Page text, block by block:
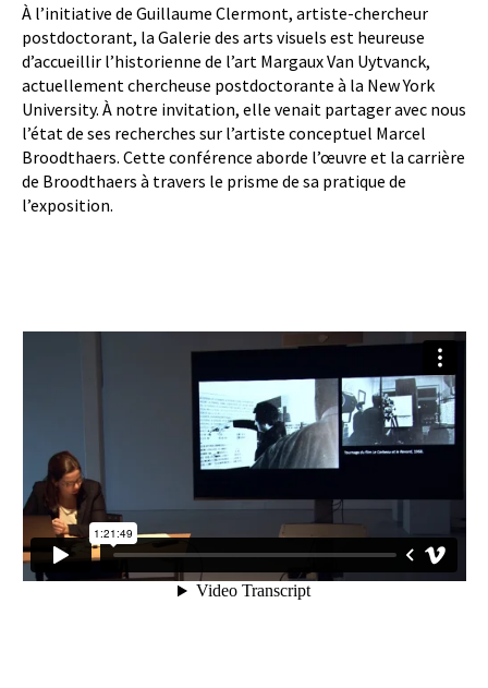
À l’initiative de Guillaume Clermont, artiste-chercheur
postdoctorant, la Galerie des arts visuels est heureuse
d’accueillir l’historienne de l’art Margaux Van Uytvanck,
actuellement chercheuse postdoctorante à la New York
University. À notre invitation, elle venait partager avec nous
l’état de ses recherches sur l’artiste conceptuel Marcel
Broodthaers. Cette conférence aborde l’œuvre et la carrière
de Broodthaers à travers le prisme de sa pratique de
l’exposition.